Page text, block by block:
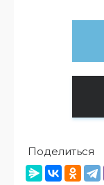
Поделиться